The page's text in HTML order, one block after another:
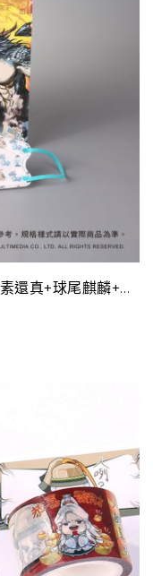
還真+球尾麒麟+劍